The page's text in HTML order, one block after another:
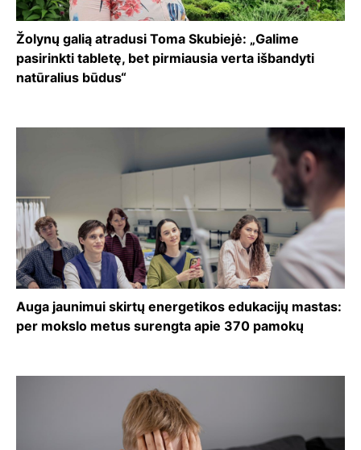
Žolynų galią atradusi Toma Skubiejė: „Galime
pasirinkti tabletę, bet pirmiausia verta išbandyti
natūralius būdus“
Auga jaunimui skirtų energetikos edukacijų mastas:
per mokslo metus surengta apie 370 pamokų